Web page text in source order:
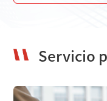
Servicio